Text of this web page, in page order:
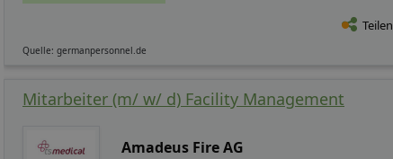
Teilen
Quelle: germanpersonnel.de
Mitarbeiter (m/ w/ d) Facility Management
Amadeus Fire AG